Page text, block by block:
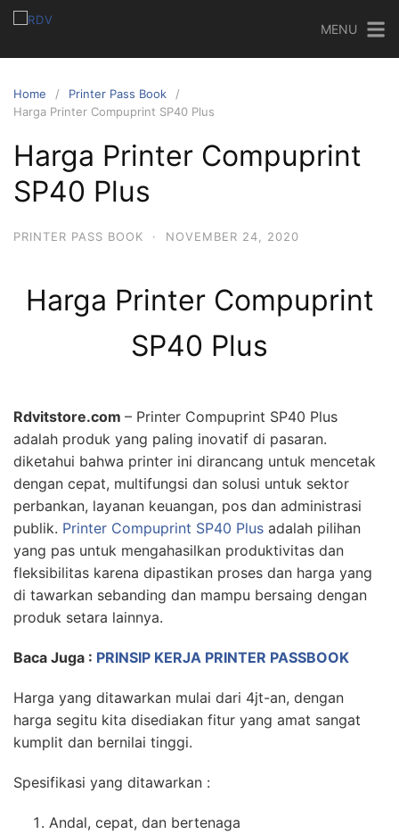
MENU
Home
Printer Pass Book
Harga Printer Compuprint SP40 Plus
Harga Printer Compuprint
SP40 Plus
PRINTER PASS BOOK · NOVEMBER 24, 2020
Harga Printer Compuprint
SP40 Plus
Rdvitstore.com – Printer Compuprint SP40 Plus
adalah produk yang paling inovatif di pasaran.
diketahui bahwa printer ini dirancang untuk mencetak
dengan cepat, multifungsi dan solusi untuk sektor
perbankan, layanan keuangan, pos dan administrasi
publik. Printer Compuprint SP40 Plus adalah pilihan
yang pas untuk mengahasilkan produktivitas dan
fleksibilitas karena dipastikan proses dan harga yang
di tawarkan sebanding dan mampu bersaing dengan
produk setara lainnya.
Baca Juga : PRINSIP KERJA PRINTER PASSBOOK
Harga yang ditawarkan mulai dari 4jt-an, dengan
harga segitu kita disediakan fitur yang amat sangat
kumplit dan bernilai tinggi.
Spesifikasi yang ditawarkan :
Andal, cepat, dan bertenaga